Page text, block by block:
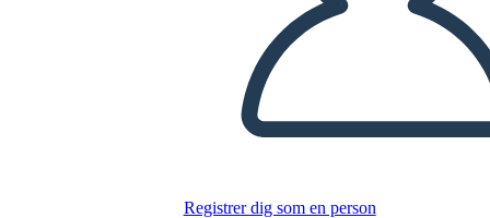
Registrer dig som en person